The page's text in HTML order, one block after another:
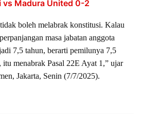
vs Madura United 0-2
boleh melabrak konstitusi. Kalau
masa jabatan anggota
7,5 tahun, berarti pemilunya 7,5
menabrak Pasal 22E Ayat 1,” ujar
Jakarta, Senin (7/7/2025).